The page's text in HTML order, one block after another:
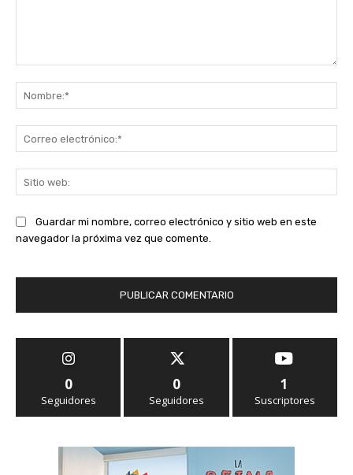
Guardar mi nombre, correo electrónico y sitio web en este
navegador la próxima vez que comente.
0
Seguidores
0
Seguidores
1
Suscriptores